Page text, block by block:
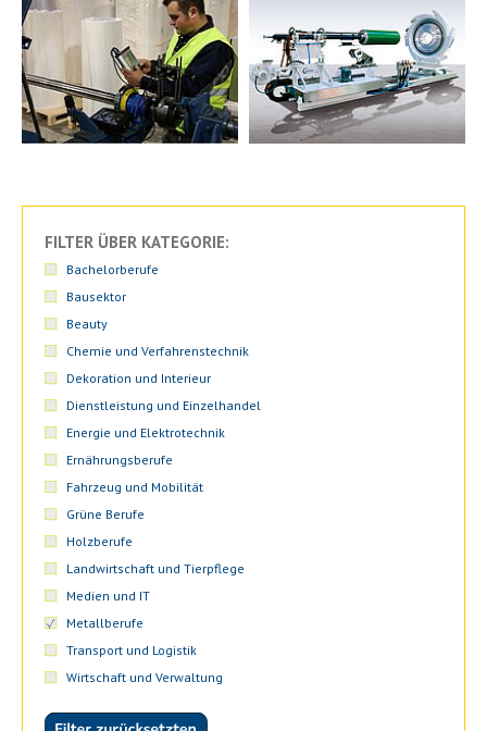
FILTER ÜBER KATEGORIE:
Bachelorberufe
Bausektor
Beauty
Chemie und Verfahrenstechnik
Dekoration und Interieur
Dienstleistung und Einzelhandel
Energie und Elektrotechnik
Ernährungsberufe
Fahrzeug und Mobilität
Grüne Berufe
Holzberufe
Landwirtschaft und Tierpflege
Medien und IT
Metallberufe
Transport und Logistik
Wirtschaft und Verwaltung